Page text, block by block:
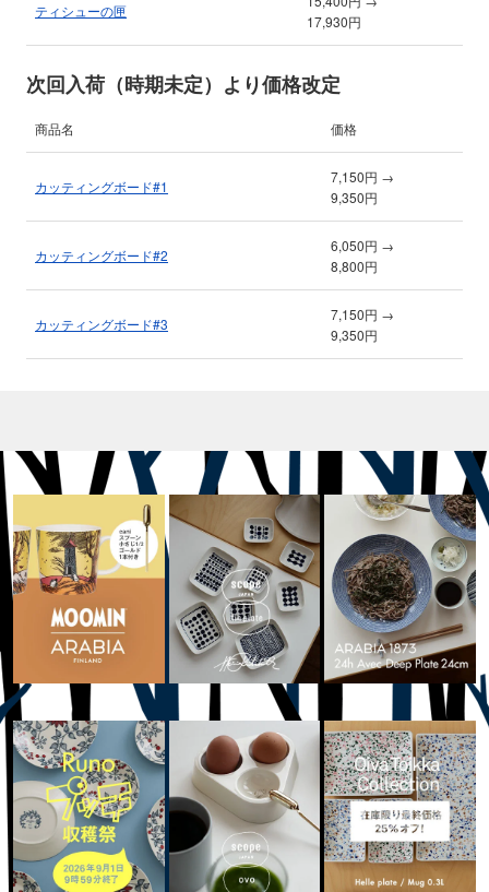
ティシューの匣
17,930円
次回入荷（時期未定）より価格改定
商品名 価格
カッティングボード#1
7,150円 →
9,350円
カッティングボード#2
6,050円 →
8,800円
カッティングボード#3
7,150円 →
9,350円